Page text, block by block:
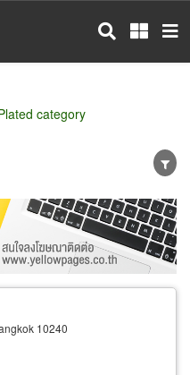
category
Dealer
Business
10240